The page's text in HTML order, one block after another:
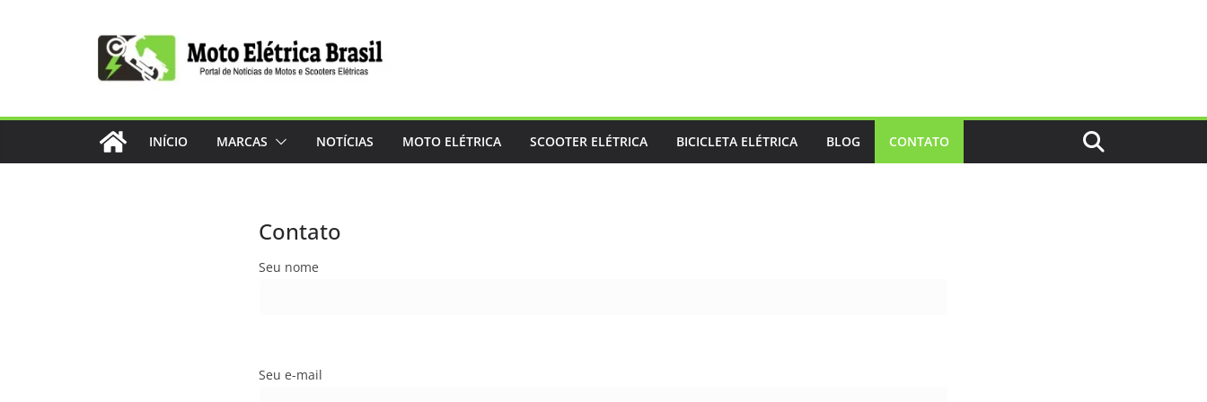
INÍCIO MARCAS NOTÍCIAS MOTO ELÉTRICA SCOOTER ELÉTRICA BICICLETA ELÉTRICA BLOG CONTATO
Contato
Seu nome
Seu e-mail